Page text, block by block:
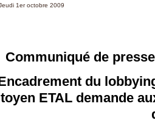
1er octobre 2009
Communiqué de
du
ETAL demande